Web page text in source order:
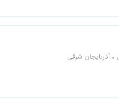
آذربایجان شرقی